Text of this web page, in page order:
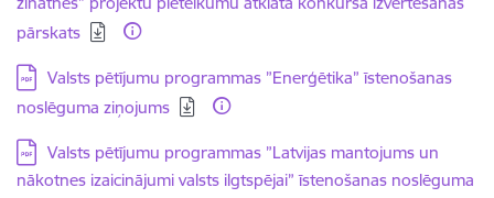
pārskats
Lejupielādēt:
Valsts pētījumu programmas ”Enerģētika” īstenošanas
noslēguma ziņojums
Lejupielādēt:
Valsts pētījumu programmas ”Latvijas mantojums un
nākotnes izaicinājumi valsts ilgtspējai” īstenošanas noslēguma